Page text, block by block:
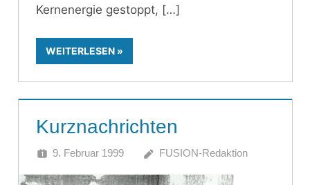
Kernenergie gestoppt,
WEITERLESEN
Kurznachrichten
9. Februar 1999 FUSION-Redaktion